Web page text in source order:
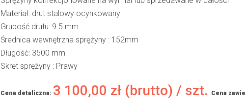
Materiał: drut stalowy ocynkowany
Grubość drutu: 9.5 mm
Średnica wewnętrzna sprężyny : 152mm
Długość: 3500 mm
Skręt sprężyny : Prawy
Cena detaliczna: 3 100,00 zł (brutto) / szt. Cena